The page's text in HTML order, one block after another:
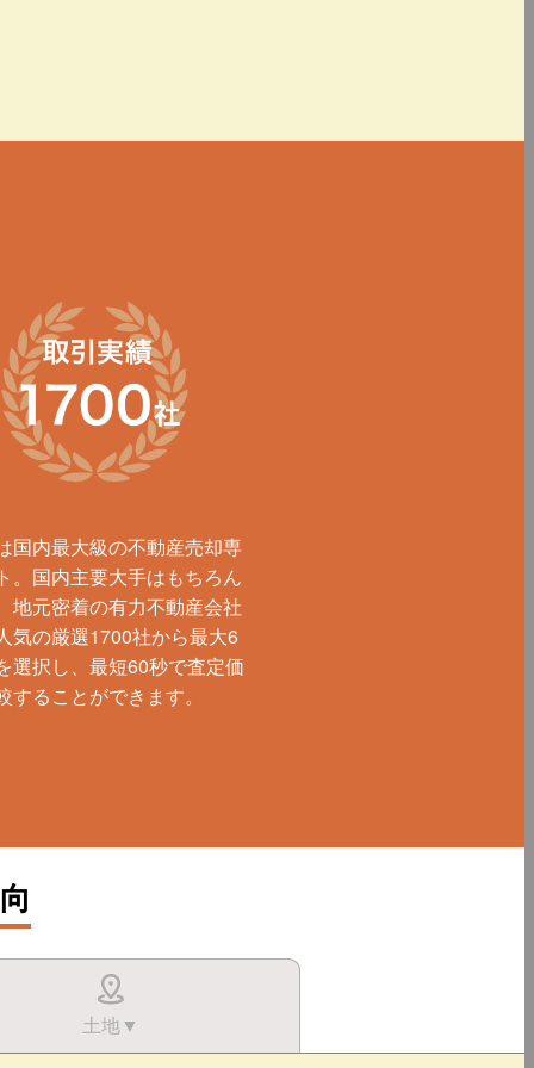
国内最大級の不動産売却専
。国内主要大手はもちろん
地元密着の有力不動産会社
気の厳選1700社から最大6
選択し、最短60秒で査定価
することができます。
土地▼